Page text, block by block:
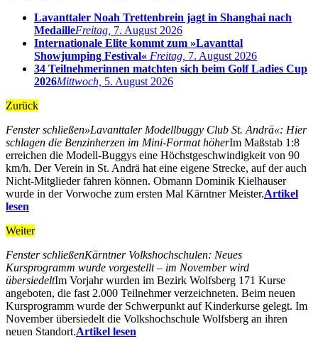
Lavanttaler Noah Trettenbrein jagt in Shanghai nach
MedailleFreitag, 7. August 2026
Internationale Elite kommt zum »Lavanttal
Showjumping Festival« Freitag, 7. August 2026
34 Teilnehmerinnen matchten sich beim Golf Ladies Cup
2026Mittwoch, 5. August 2026
Zurück
Fenster schließen»Lavanttaler Modellbuggy Club St. Andrä«: Hier
schlagen die Benzinherzen im Mini-Format höherIm Maßstab 1:8
erreichen die Modell-Buggys eine Höchstgeschwindigkeit von 90
km/h. Der Verein in St. Andrä hat eine eigene Strecke, auf der auch
Nicht-Mitglieder fahren können. Obmann Dominik Kielhauser
wurde in der Vorwoche zum ersten Mal Kärntner Meister.Artikel
lesen
Weiter
Fenster schließenKärntner Volkshochschulen: Neues
Kursprogramm wurde vorgestellt – im November wird
übersiedeltIm Vorjahr wurden im Bezirk Wolfsberg 171 Kurse
angeboten, die fast 2.000 Teilnehmer verzeichneten. Beim neuen
Kursprogramm wurde der Schwerpunkt auf Kinderkurse gelegt. Im
November übersiedelt die Volkshochschule Wolfsberg an ihren
neuen Standort.Artikel lesen